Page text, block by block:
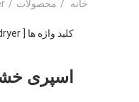
خانه / محصولات /
کلید واژه ها [ copper chloride centrifugal spray dryer ] همخوانی داشتن
اسپری